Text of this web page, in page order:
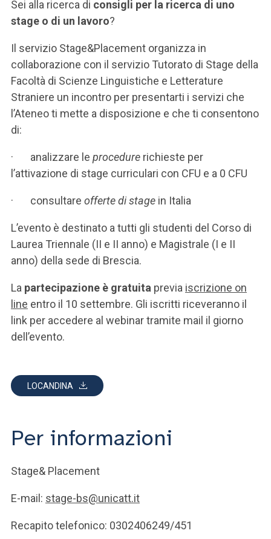
ACCEDI A CLOUDMAIL
Sei alla ricerca di consigli per la ricerca di uno
stage o di un lavoro?
Il servizio Stage&Placement organizza in
collaborazione con il servizio Tutorato di Stage della
Facoltà di Scienze Linguistiche e Letterature
Straniere un incontro per presentarti i servizi che
l’Ateneo ti mette a disposizione e che ti consentono
di:
· analizzare le procedure richieste per
l’attivazione di stage curriculari con CFU e a 0 CFU
· consultare offerte di stage in Italia
L’evento è destinato a tutti gli studenti del Corso di
Laurea Triennale (II e II anno) e Magistrale (I e II
anno) della sede di Brescia.
La partecipazione è gratuita previa iscrizione on
line entro il 10 settembre. Gli iscritti riceveranno il
link per accedere al webinar tramite mail il giorno
dell’evento.
LOCANDINA
Per informazioni
Stage& Placement
E-mail: stage-bs@unicatt.it
Recapito telefonico: 0302406249/451